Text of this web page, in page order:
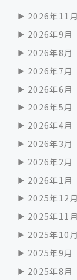
2026年11月
2026年9月
2026年8月
2026年7月
2026年6月
2026年5月
2026年4月
2026年3月
2026年2月
2026年1月
2025年12月
2025年11月
2025年10月
2025年9月
2025年8月